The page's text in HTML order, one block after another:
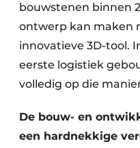
bouwstenen binnen
ontwerp kan maken
innovatieve 3D-tool.
eerste logistiek
volledig op die
De bouw- en
een hardnekkige